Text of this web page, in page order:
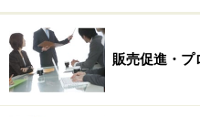
販売促進・プ